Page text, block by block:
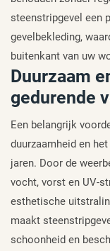
steenstripgevel een
gevelbekleding,
buitenkant van uw
Duurzaam
gedurende
Een belangrijk
duurzaamheid en
jaren. Door de
vocht, vorst en UV-
esthetische
maakt
schoonheid en